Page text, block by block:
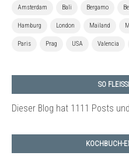
Amsterdam Bali Bergamo
Hamburg London Mailand
Paris Prag USA Valencia
SO
Dieser Blog hat 1111 Posts
KOCHBUCH-